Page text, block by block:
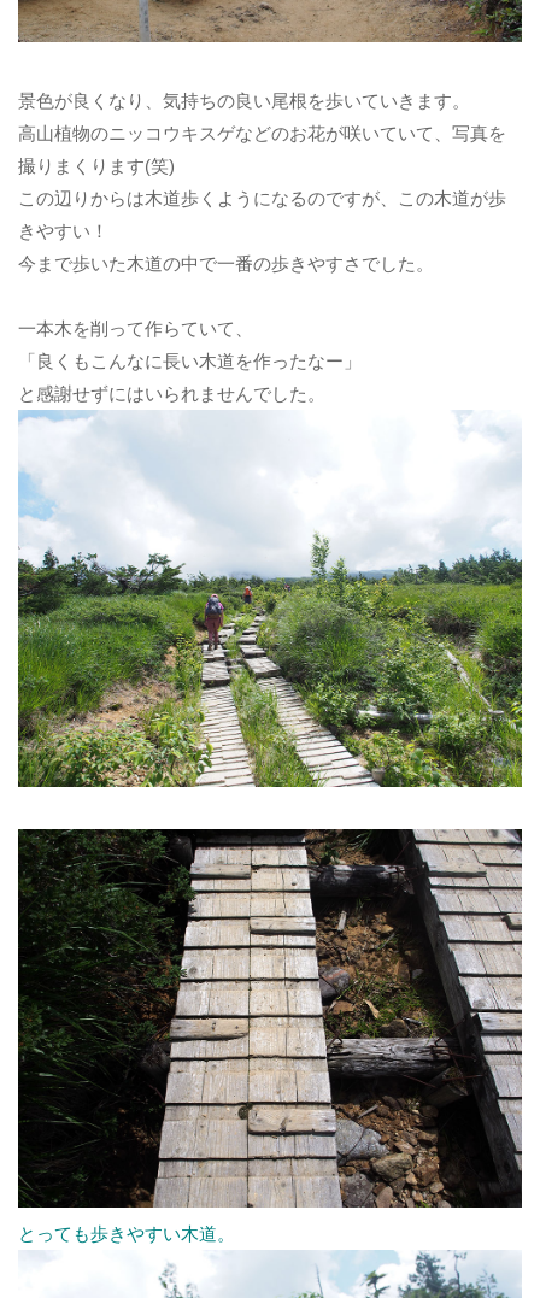
景色が良くなり、気持ちの良い尾根を歩いていきます。
高山植物のニッコウキスゲなどのお花が咲いていて、写真を
撮りまくります(笑)
この辺りからは木道歩くようになるのですが、この木道が歩
きやすい！
今まで歩いた木道の中で一番の歩きやすさでした。
一本木を削って作らていて、
「良くもこんなに長い木道を作ったなー」
と感謝せずにはいられませんでした。
とっても歩きやすい木道。